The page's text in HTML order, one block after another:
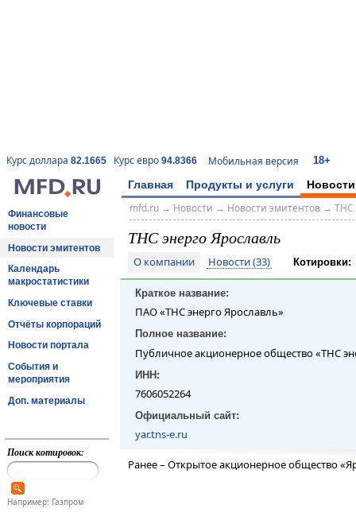
Курс доллара 82.1665 Курс евро 94.8366 Мобильная версия 18+
Главная Продукты и услуги Новости
Финансовые
новости
Новости эмитентов
Календарь
макростатистики
Ключевые ставки
Отчёты корпораций
Новости портала
События и
мероприятия
Доп. материалы
Поиск котировок:
Например: Газпром
mfd.ru→ Новости → Новости эмитентов→ ТНС
ТНС энерго Ярославль
О компании Новости (33) Котировки:
Краткое название:
ПАО «ТНС энерго Ярославль»
Полное название:
Публичное акционерное общество «ТНС
ИНН:
7606052264
Официальный сайт:
yar.tns-e.ru
Ранее – Открытое акционерное общество